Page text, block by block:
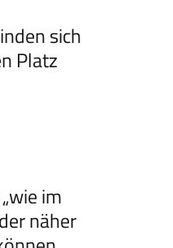
sich
Platz
im
näher